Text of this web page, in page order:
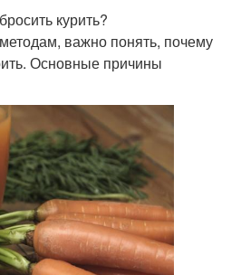
курить?
важно понять, почему
Основные причины